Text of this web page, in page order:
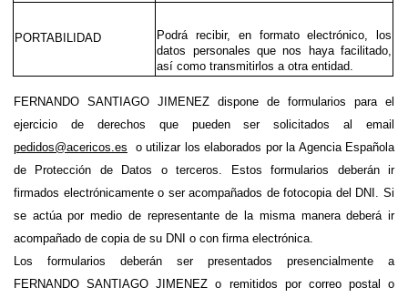
PORTABILIDAD
Podrá recibir, en formato electrónico, los
datos personales que nos haya facilitado,
así como transmitirlos a otra entidad.
FERNANDO SANTIAGO JIMENEZ dispone de formularios para el
pedidos@acericos.es o utilizar los elaborados por la Agencia Española
de Protección de Datos o terceros. Estos formularios deberán ir
firmados electrónicamente o ser acompañados de fotocopia del DNI. Si
se actúa por medio de representante de la misma manera deberá ir
acompañado de copia de su DNI o con firma electrónica.
Los formularios deberán ser presentados presencialmente a
FERNANDO SANTIAGO JIMENEZ o remitidos por correo postal o